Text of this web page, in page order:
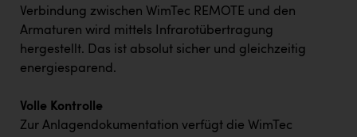
Verbindung zwischen WimTec REMOTE und den
Armaturen wird mittels Infrarotübertragung
hergestellt. Das ist absolut sicher und gleichzeitig
energiesparend.
Volle Kontrolle
Zur Anlagendokumentation verfügt die WimTec